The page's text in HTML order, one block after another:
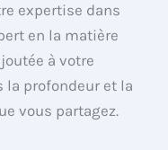
expertise dans
en la matière
à votre
la profondeur et la
vous partagez.